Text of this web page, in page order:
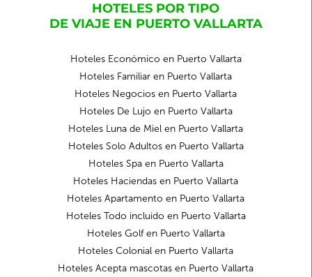
HOTELES POR TIPO
DE VIAJE EN PUERTO VALLARTA
Hoteles Económico en Puerto Vallarta
Hoteles Familiar en Puerto Vallarta
Hoteles Negocios en Puerto Vallarta
Hoteles De Lujo en Puerto Vallarta
Hoteles Luna de Miel en Puerto Vallarta
Hoteles Solo Adultos en Puerto Vallarta
Hoteles Spa en Puerto Vallarta
Hoteles Haciendas en Puerto Vallarta
Hoteles Apartamento en Puerto Vallarta
Hoteles Todo incluido en Puerto Vallarta
Hoteles Golf en Puerto Vallarta
Hoteles Colonial en Puerto Vallarta
Hoteles Acepta mascotas en Puerto Vallarta